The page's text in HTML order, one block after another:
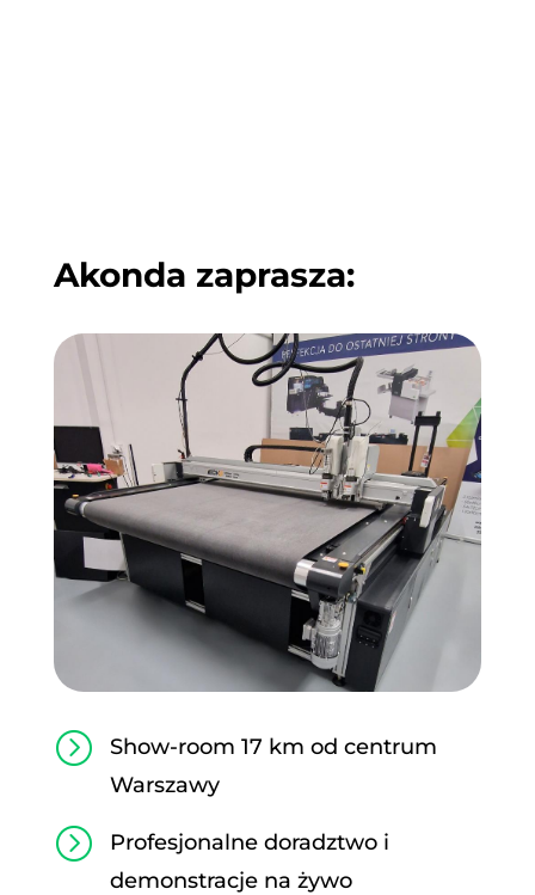
Akonda zaprasza:
=
Show-room 17 km od centrum
Warszawy
=
Profesjonalne doradztwo i
demonstracje na żywo